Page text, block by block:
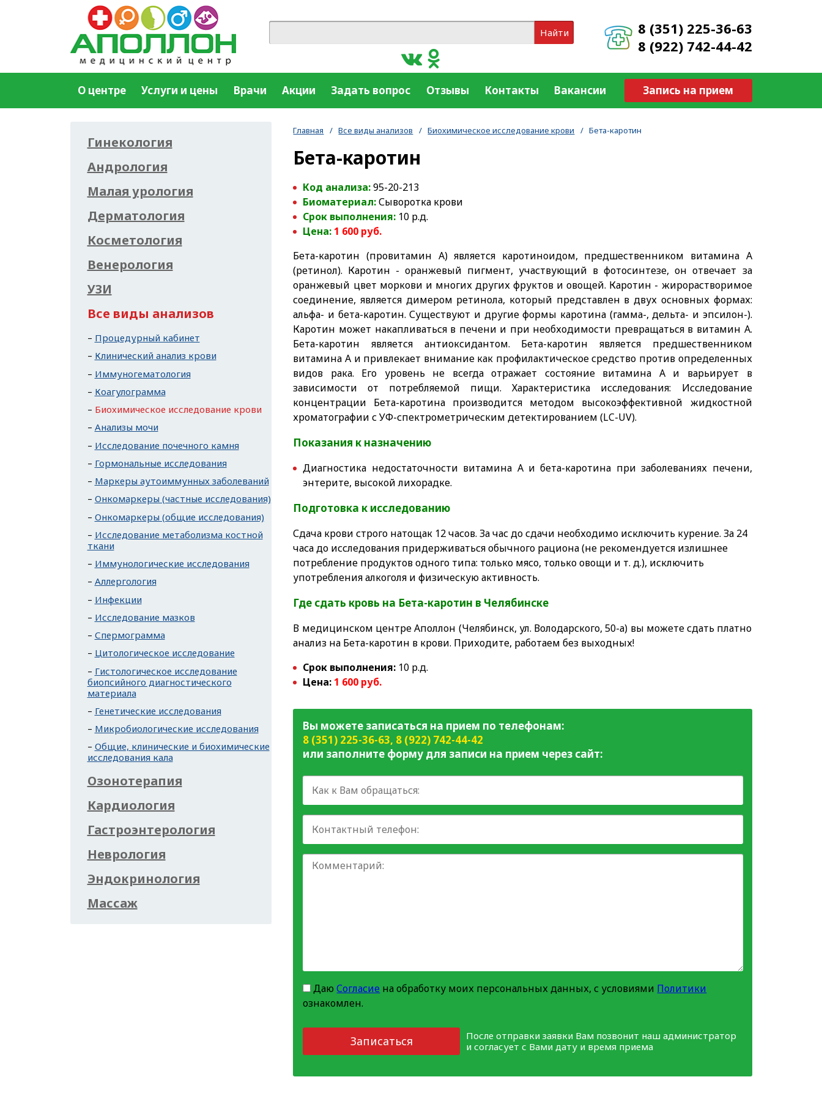
8 (351) 225-36-63
8 (922) 742-44-42
Найти
Запись на прием
О центре Услуги и цены Врачи Акции Задать вопрос Отзывы Контакты Вакансии
Главная / Все виды анализов / Биохимическое исследование крови / Бета-каротин
Бета-каротин
Код анализа:95-20-213
Биоматериал:Сыворотка крови
Срок выполнения: 10 р.д.
Цена: 1 600 руб.
Бета-каротин (провитамин А) является каротиноидом, предшественником витамина А
(ретинол). Каротин - оранжевый пигмент, участвующий в фотосинтезе, он отвечает за
оранжевый цвет моркови и многих других фруктов и овощей. Каротин - жирорастворимое
соединение, является димером ретинола, который представлен в двух основных формах:
альфа- и бета-каротин. Существуют и другие формы каротина (гамма-, дельта- и эпсилон-).
Каротин может накапливаться в печени и при необходимости превращаться в витамин А.
Бета-каротин является антиоксидантом. Бета-каротин является предшественником
витамина А и привлекает внимание как профилактическое средство против определенных
видов рака. Его уровень не всегда отражает состояние витамина А и варьирует в
зависимости от потребляемой пищи. Характеристика исследования: Исследование
концентрации Бета-каротина производится методом высокоэффективной жидкостной
хроматографии с УФ-спектрометрическим детектированием (LC-UV).
Показания к назначению
Диагностика недостаточности витамина А и бета-каротина при заболеваниях печени,
энтерите, высокой лихорадке.
Подготовка к исследованию
Сдача крови строго натощак 12 часов. За час до сдачи необходимо исключить курение. За 24
часа до исследования придерживаться обычного рациона (не рекомендуется излишнее
потребление продуктов одного типа: только мясо, только овощи и т. д.), исключить
употребления алкоголя и физическую активность.
Где сдать кровь на Бета-каротин в Челябинске
В медицинском центре Аполлон (Челябинск, ул. Володарского, 50-а) вы можете сдать платно
анализ на Бета-каротин в крови. Приходите, работаем без выходных!
Срок выполнения: 10 р.д.
Цена: 1 600 руб.
Вы можете записаться на прием по телефонам:
8 (351) 225-36-63, 8 (922) 742-44-42
или заполните форму для записи на прием через сайт:
ДаюСогласие на обработку моих персональных данных, с условиями Политики
ознакомлен.
Записаться
После отправки заявки Вам позвонит наш администратор
и согласует с Вами дату и время приема
Гинекология
Андрология
Малая урология
Дерматология
Косметология
Венерология
УЗИ
Все виды анализов
Процедурный кабинет
Клинический анализ крови
Иммуногематология
Коагулограмма
Биохимическое исследование крови
Анализы мочи
Исследование почечного камня
Гормональные исследования
Маркеры аутоиммунных заболеваний
Онкомаркеры (частные исследования)
Онкомаркеры (общие исследования)
Исследование метаболизма костной
ткани
Иммунологические исследования
Аллергология
Инфекции
Исследование мазков
Спермограмма
Цитологическое исследование
Гистологическое исследование
биопсийного диагностического
материала
Генетические исследования
Микробиологические исследования
Общие, клинические и биохимические
исследования кала
Озонотерапия
Кардиология
Гастроэнтерология
Неврология
Эндокринология
Массаж